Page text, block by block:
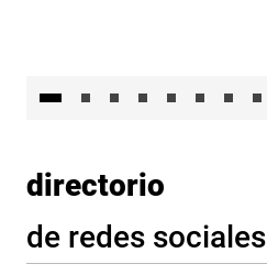
directorio
de redes sociales